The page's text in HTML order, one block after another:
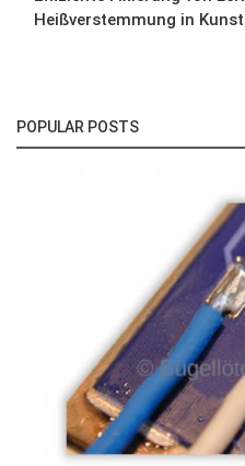
Heißverstemmung in
POPULAR POSTS